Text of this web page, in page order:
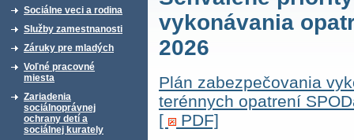
Sociálne veci a rodina
Služby zamestnanosti
Záruky pre mladých
Voľné pracovné
miesta
Zariadenia
sociálnoprávnej
ochrany detí a
sociálnej kurately
vykonávania
2026
Plán zabezpečovania
terénnych opatrení
[
PDF]